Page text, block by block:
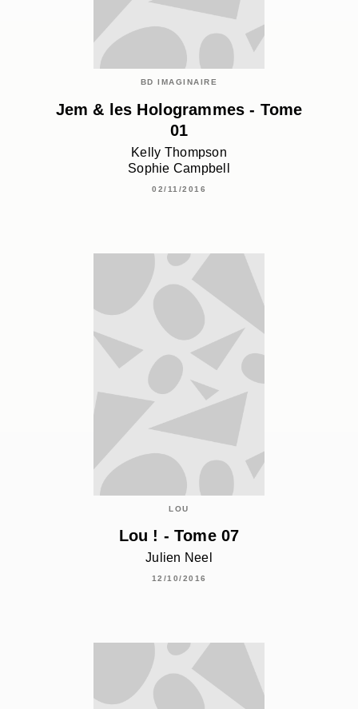
BD IMAGINAIRE
Jem & les Hologrammes - Tome
01
Kelly Thompson
Sophie Campbell
02/11/2016
LOU
Lou ! - Tome 07
Julien Neel
12/10/2016